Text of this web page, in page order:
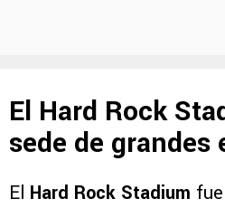
El Hard Rock
sede de grandes
El Hard Rock Stadium